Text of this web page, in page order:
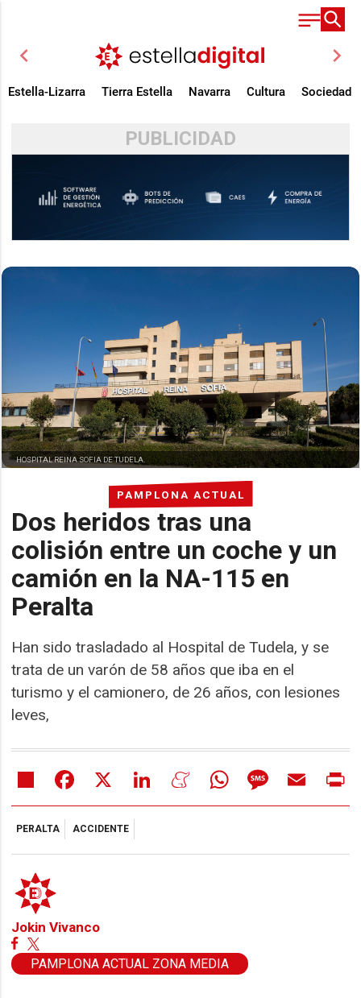
chevron_left chevron_right
Estella-Lizarra Tierra Estella Navarra Cultura Sociedad
PUBLICIDAD
PAMPLONA ACTUAL
Dos heridos tras una
colisión entre un coche y un
camión en la NA-115 en
Peralta
Han sido trasladado al Hospital de Tudela, y se
trata de un varón de 58 años que iba en el
turismo y el camionero, de 26 años, con lesiones
leves,
HOSPITAL REINA SOFIA DE TUDELA.
Share Facebook LinkedIn MeneameWhatsAppMessageEmail
PERALTA ACCIDENTE
Jokin Vivanco
PAMPLONA ACTUAL ZONA MEDIA